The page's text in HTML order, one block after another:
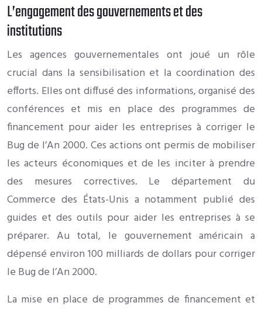
L’engagement des gouvernements et des
institutions
Les agences gouvernementales ont joué un rôle
crucial dans la sensibilisation et la coordination des
efforts. Elles ont diffusé des informations, organisé des
conférences et mis en place des programmes de
financement pour aider les entreprises à corriger le
Bug de l’An 2000. Ces actions ont permis de mobiliser
les acteurs économiques et de les inciter à prendre
des mesures correctives. Le département du
Commerce des États-Unis a notamment publié des
guides et des outils pour aider les entreprises à se
préparer. Au total, le gouvernement américain a
dépensé environ 100 milliards de dollars pour corriger
le Bug de l’An 2000.
La mise en place de programmes de financement et